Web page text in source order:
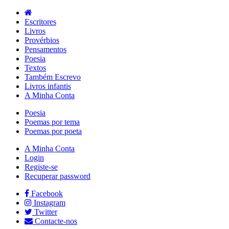
Escritores
Livros
Provérbios
Pensamentos
Poesia
Textos
Também Escrevo
Livros infantis
A Minha Conta
Poesia
Poemas por tema
Poemas por poeta
A Minha Conta
Login
Registe-se
Recuperar password
Facebook
Instagram
Twitter
Contacte-nos